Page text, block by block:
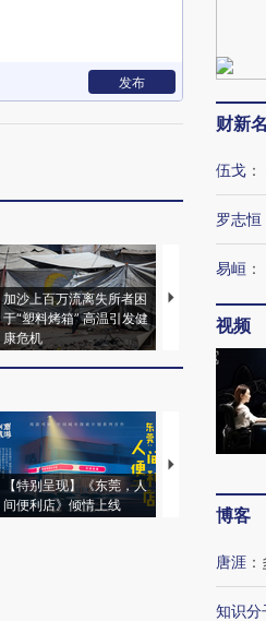
发布
加沙上百万流离失所者困
于“塑料烤箱” 高温引发健
康危机
视线｜HYROX
术：是什么让中
心“花钱找虐”？
【特别呈现】《东莞，人
间便利店》倾情上线
【推广】走进第
财新
伍戈 ：
罗志恒
易峘 ：
视频
博客
唐涯 ：
知识分